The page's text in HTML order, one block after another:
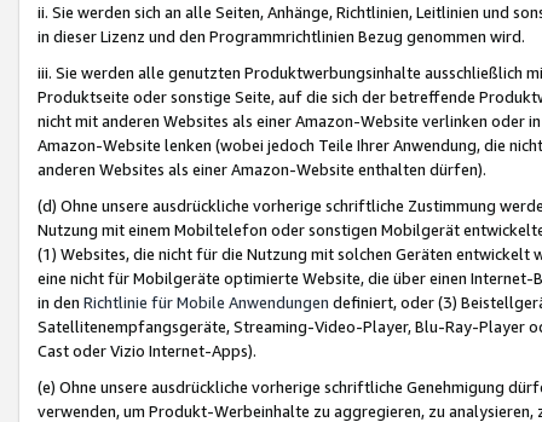
ii. Sie werden sich an alle Seiten, Anhänge, Richtlinien, Leitlinien und
in dieser Lizenz und den Programmrichtlinien Bezug genommen wird.
iii. Sie werden alle genutzten Produktwerbungsinhalte ausschließlich
Produktseite oder sonstige Seite, auf die sich der betreffende
nicht mit anderen Websites als einer Amazon-Website verlinken oder
Amazon-Website lenken (wobei jedoch Teile Ihrer Anwendung, die
anderen Websites als einer Amazon-Website enthalten dürfen).
(d) Ohne unsere ausdrückliche vorherige schriftliche Zustimmung
Nutzung mit einem Mobiltelefon oder sonstigen Mobilgerät
(1) Websites, die nicht für die Nutzung mit solchen Geräten
eine nicht für Mobilgeräte optimierte Website, die über einen
in den Richtlinie für Mobile Anwendungen definiert, oder (3)
Satellitenempfangsgeräte, Streaming-Video-Player, Blu-Ray-Player
Cast oder Vizio Internet-Apps).
(e) Ohne unsere ausdrückliche vorherige schriftliche Genehmigung
verwenden, um Produkt-Werbeinhalte zu aggregieren, zu